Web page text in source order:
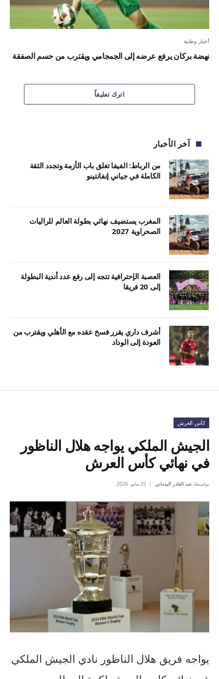
أخبار وطنية
نهضة بركان يرفع عرضه إلى الجمجامي ويقترب من حسم الصفقة
اترك تعليقاً
آخر الأخبار
من الرباط: الفيفا تغلق باب الأزمة وتجدد الثقة
الكاملة في جياني إنفانتينو
المغرب يستضيف نهائي بطولة العالم للراليات
الصحراوية 2027
العصبة الإحترافية تتجه إلى رفع عدد أندية البطولة
إلى 20 فريقا
أشرف داري يقرر فسخ عقده مع الأهلي ويقترب من
العودة إلى الوداد
كأس العرش
الجيش الملكي يواجه هلال الناظور
في نهائي كأس العرش
بواسطة عبد القادر اليدماني 25 مايو، 2026
يواجه فريق هلال الناظور نادي الجيش الملكي